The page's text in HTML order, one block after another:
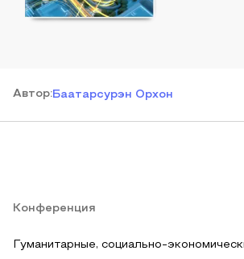
Автор:Баатарсурэн Орхон
Конференция
Гуманитарные, социально-